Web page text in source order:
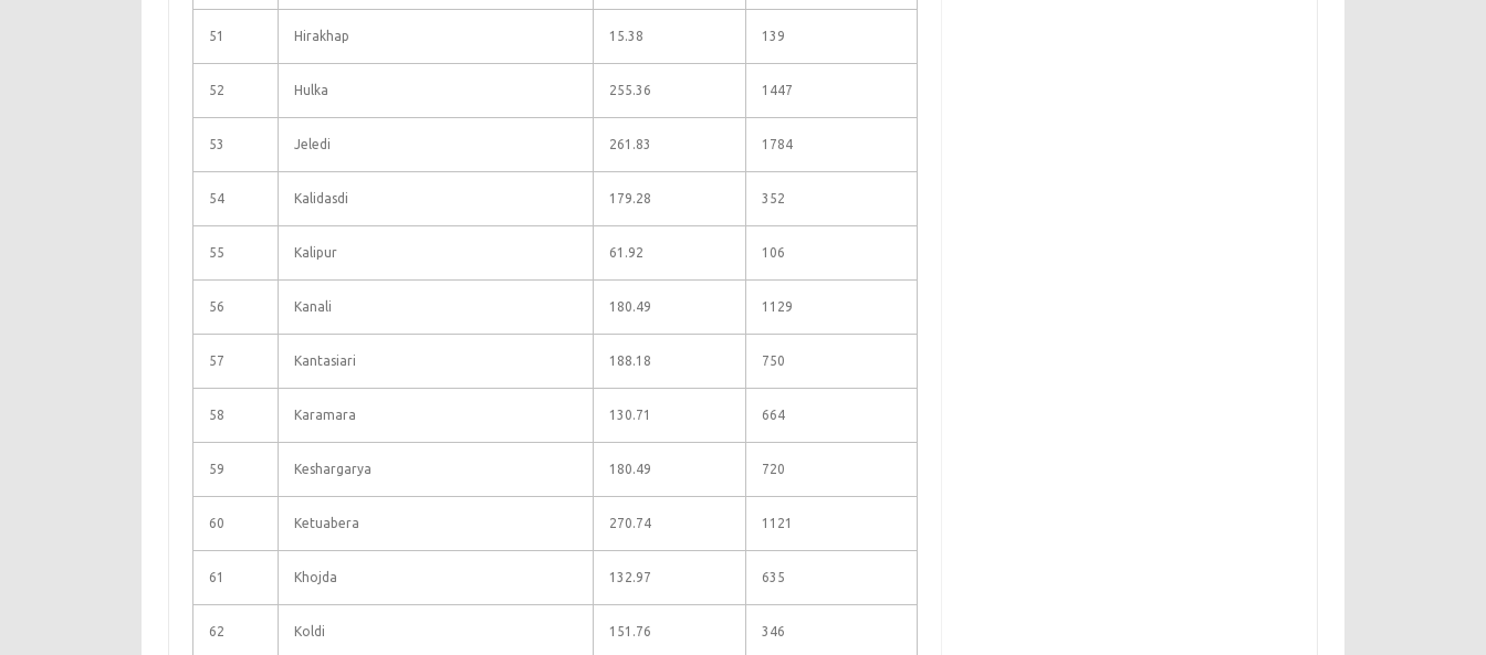
51 Hirakhap 15.38 139
52 Hulka 255.36 1447
53 Jeledi 261.83 1784
54 Kalidasdi 179.28 352
55 Kalipur 61.92 106
56 Kanali 180.49 1129
57 Kantasiari 188.18 750
58 Karamara 130.71 664
59 Keshargarya 180.49 720
60 Ketuabera 270.74 1121
61 Khojda 132.97 635
62 Koldi 151.76 346